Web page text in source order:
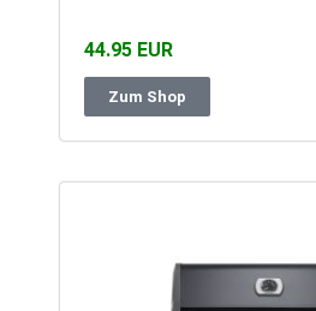
44.95 EUR
Zum Shop